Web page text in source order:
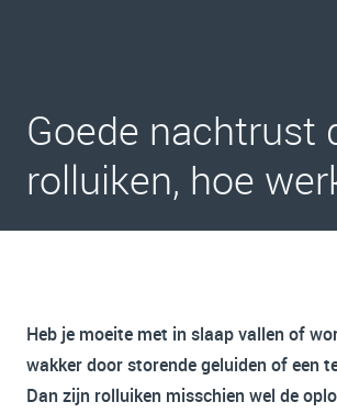
Goede nachtrust
rolluiken, hoe
Heb je moeite met in slaap vallen of
wakker door storende geluiden of een
Dan zijn rolluiken misschien wel de